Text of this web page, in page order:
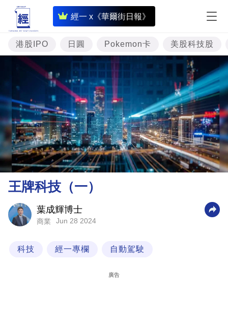
經一 x《華爾街日報》
即
時
財
經
題
投
資
樓
市
理
財
商
業
港股IPO 日圓 Pokemon卡 美股科技股
王牌科技（一）
葉成輝博士
商業 Jun 28 2024
科技 經一專欄 自動駕駛
廣告